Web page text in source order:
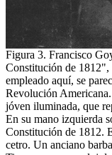
Figura 3. Francisco
Constitución de
empleado aquí, se
Revolución
jóven iluminada, que
En su mano izquierda
Constitución de 1812.
cetro. Un anciano